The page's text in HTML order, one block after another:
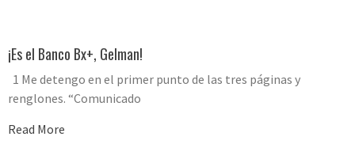
¡Es el Banco Bx+, Gelman!
1 Me detengo en el primer punto de las tres páginas y
renglones. “Comunicado
Read More